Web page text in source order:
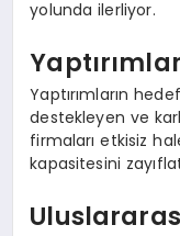
yolunda ilerliyor.
Yaptırımların
destekleyen ve
firmaları etkisiz
kapasitesini